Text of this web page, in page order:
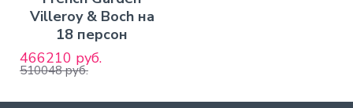
Villeroy & Boch на
18 персон
466210 руб.
510048 руб.